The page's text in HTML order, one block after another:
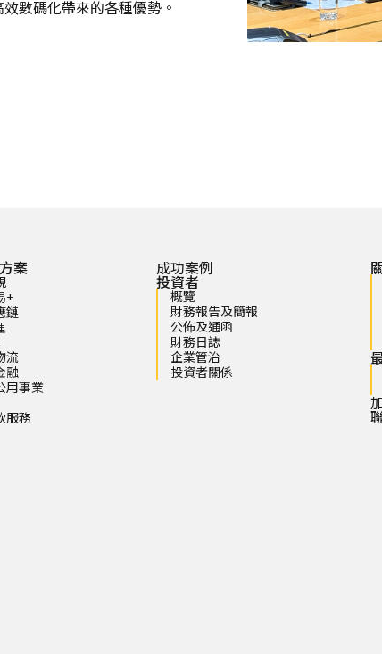
數碼化帶來的各種優勢。
案
+
鏈
流
融
用事業
服務
成功案例
投資者
概覽
財務報告及簡報
公佈及通函
財務日誌
企業管治
投資者關係